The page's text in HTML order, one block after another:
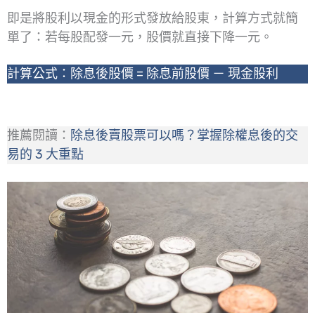
即是將股利以現金的形式發放給股東，計算方式就簡
單了：若每股配發一元，股價就直接下降一元。
計算公式：除息後股價 = 除息前股價 － 現金股利
推薦閱讀： 除息後賣股票可以嗎？掌握除權息後的交
易的 3 大重點